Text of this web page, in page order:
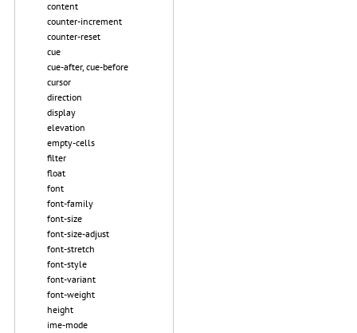
content
counter-increment
counter-reset
cue
cue-after, cue-before
cursor
direction
display
elevation
empty-cells
filter
float
font
font-family
font-size
font-size-adjust
font-stretch
font-style
font-variant
font-weight
height
ime-mode